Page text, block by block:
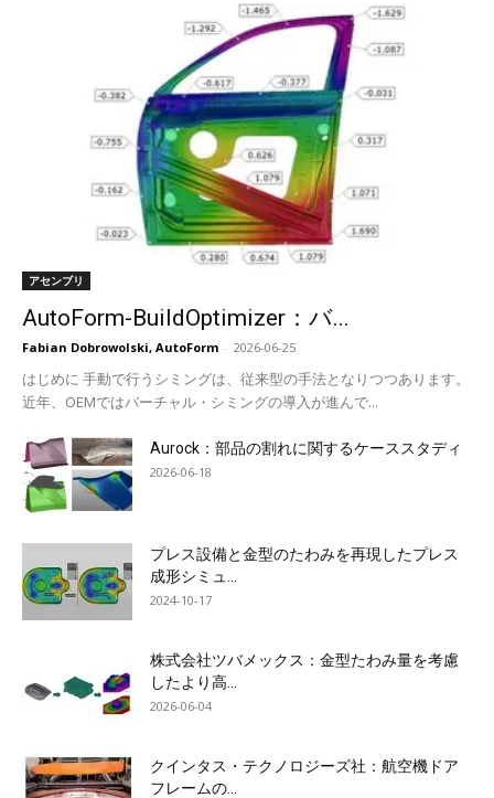
アセンブリ
AutoForm-BuildOptimizer：バ...
Fabian Dobrowolski, AutoForm - 2026-06-25
はじめに 手動で行うシミングは、従来型の手法となりつつあります。
近年、OEMではバーチャル・シミングの導入が進んで...
Aurock：部品の割れに関するケーススタディ
2026-06-18
プレス設備と金型のたわみを再現したプレス
成形シミュ...
2024-10-17
株式会社ツバメックス：金型たわみ量を考慮
したより高...
2026-06-04
クインタス・テクノロジーズ社：航空機ドア
フレームの...